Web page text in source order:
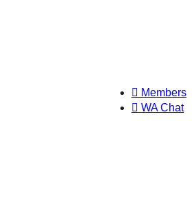
Members
WA Chat